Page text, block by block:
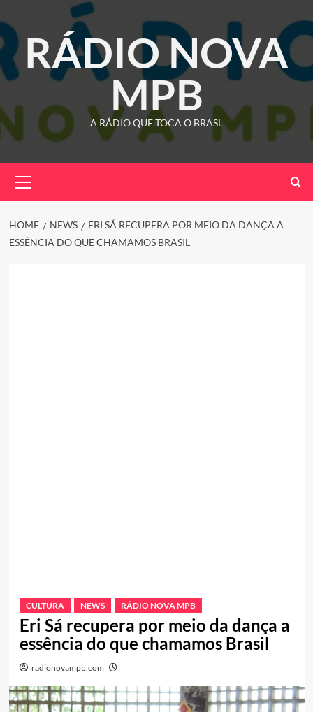
to
contentRÁDIO NOVA
MPB
A RÁDIO QUE TOCA O BRASL
Menu
HOME NEWS
ERI SÁ RECUPERA POR MEIO DA DANÇA A
ESSÊNCIA DO QUE CHAMAMOS BRASIL
CULTURA NEWS RÁDIO NOVA MPB
Eri Sá recupera por meio da dança a
essência do que chamamos Brasil
radionovampb.com